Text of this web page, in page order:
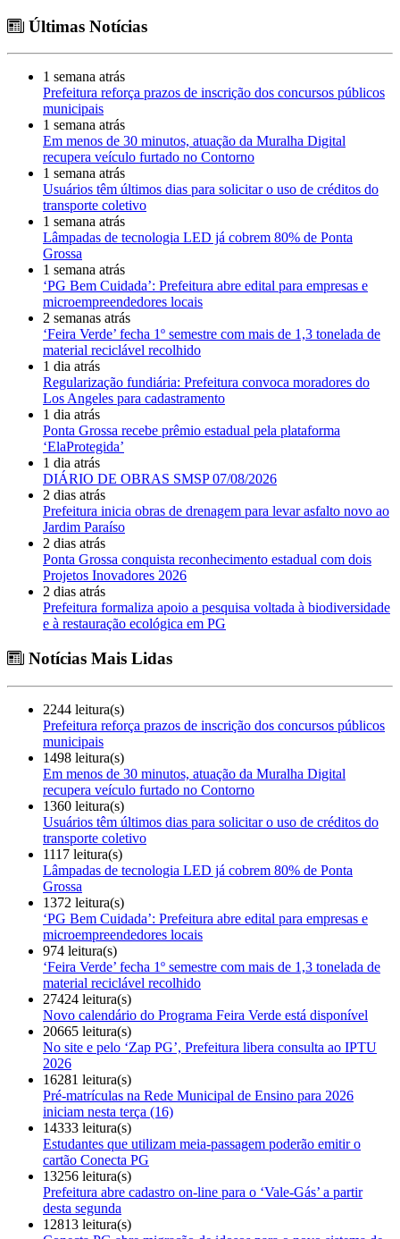
Últimas Notícias
1 semana atrás
Prefeitura reforça prazos de inscrição dos concursos públicos
municipais
1 semana atrás
Em menos de 30 minutos, atuação da Muralha Digital
recupera veículo furtado no Contorno
1 semana atrás
Usuários têm últimos dias para solicitar o uso de créditos do
transporte coletivo
1 semana atrás
Lâmpadas de tecnologia LED já cobrem 80% de Ponta
Grossa
1 semana atrás
‘PG Bem Cuidada’: Prefeitura abre edital para empresas e
microempreendedores locais
2 semanas atrás
‘Feira Verde’ fecha 1º semestre com mais de 1,3 tonelada de
material reciclável recolhido
1 dia atrás
Regularização fundiária: Prefeitura convoca moradores do
Los Angeles para cadastramento
1 dia atrás
Ponta Grossa recebe prêmio estadual pela plataforma
‘ElaProtegida’
1 dia atrás
DIÁRIO DE OBRAS SMSP 07/08/2026
2 dias atrás
Prefeitura inicia obras de drenagem para levar asfalto novo ao
Jardim Paraíso
2 dias atrás
Ponta Grossa conquista reconhecimento estadual com dois
Projetos Inovadores 2026
2 dias atrás
Prefeitura formaliza apoio a pesquisa voltada à biodiversidade
e à restauração ecológica em PG
Notícias Mais Lidas
2244 leitura(s)
Prefeitura reforça prazos de inscrição dos concursos públicos
municipais
1498 leitura(s)
Em menos de 30 minutos, atuação da Muralha Digital
recupera veículo furtado no Contorno
1360 leitura(s)
Usuários têm últimos dias para solicitar o uso de créditos do
transporte coletivo
1117 leitura(s)
Lâmpadas de tecnologia LED já cobrem 80% de Ponta
Grossa
1372 leitura(s)
‘PG Bem Cuidada’: Prefeitura abre edital para empresas e
microempreendedores locais
974 leitura(s)
‘Feira Verde’ fecha 1º semestre com mais de 1,3 tonelada de
material reciclável recolhido
27424 leitura(s)
Novo calendário do Programa Feira Verde está disponível
20665 leitura(s)
No site e pelo ‘Zap PG’, Prefeitura libera consulta ao IPTU
2026
16281 leitura(s)
Pré-matrículas na Rede Municipal de Ensino para 2026
iniciam nesta terça (16)
14333 leitura(s)
Estudantes que utilizam meia-passagem poderão emitir o
cartão Conecta PG
13256 leitura(s)
Prefeitura abre cadastro on-line para o ‘Vale-Gás’ a partir
desta segunda
12813 leitura(s)